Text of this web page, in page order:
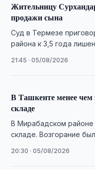
Жительницу
продажи сына
Суд в Термезе
района к 3,5 года
21:45 · 05/08/2026
В Ташкенте менее
складе
В Мирабадском
складе. Возгорание
20:30 · 05/08/2026